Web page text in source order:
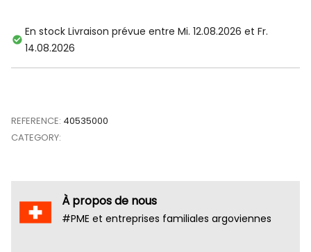
En stock Livraison prévue entre Mi. 12.08.2026 et Fr.
14.08.2026
REFERENCE: 40535000
CATEGORY:
À propos de nous
#PME et entreprises familiales argoviennes